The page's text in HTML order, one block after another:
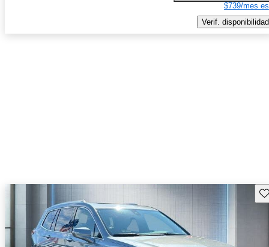
$739/mes
Verif. disponibilidad